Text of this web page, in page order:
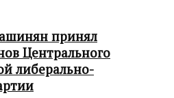
принял
Центрального
либерально-